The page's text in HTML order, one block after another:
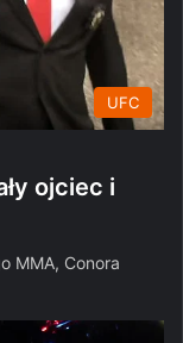
UFC
ojciec i
MMA, Conora